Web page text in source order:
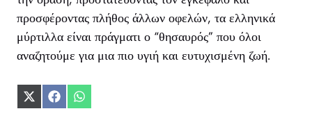
προσφέροντας πλήθος άλλων οφελών, τα ελληνικά
μύρτιλλα είναι πράγματι ο “θησαυρός” που όλοι
αναζητούμε για μια πιο υγιή και ευτυχισμένη ζωή.
ShareShareShare